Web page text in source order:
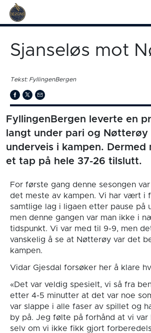
Sjanseløs mot
Tekst: FyllingenBergen
FyllingenBergen leverte en
langt under pari og Nøtterøy
underveis i kampen. Dermed
et tap på hele 37-26 tilslutt.
For første gang denne sesongen
det meste av kampen. Vi har vært i
samtlige lag i ligaen etter pause på
men denne gangen var man ikke i
tidspunkt. Vi var med til 9-9, men
vanskelig å se at Nøtterøy var det
kampen.
Vidar Gjesdal forsøker her å klare
«Det var veldig spesielt, vi så fra
etter 4-5 minutter at det var noe
var slappe i alle faser av spillet og
by på. Jeg følte på forhånd at vi var
selv om vi ikke fikk gjort